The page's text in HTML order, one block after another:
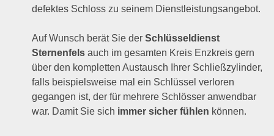
defektes Schloss zu seinem Dienstleistungsangebot.
Auf Wunsch berät Sie derSchlüsseldienst
Sternenfels auch im gesamten Kreis Enzkreis gern
über den kompletten Austausch Ihrer Schließzylinder,
falls beispielsweise mal ein Schlüssel verloren
gegangen ist, der für mehrere Schlösser anwendbar
war. Damit Sie sich immer sicher fühlen können.